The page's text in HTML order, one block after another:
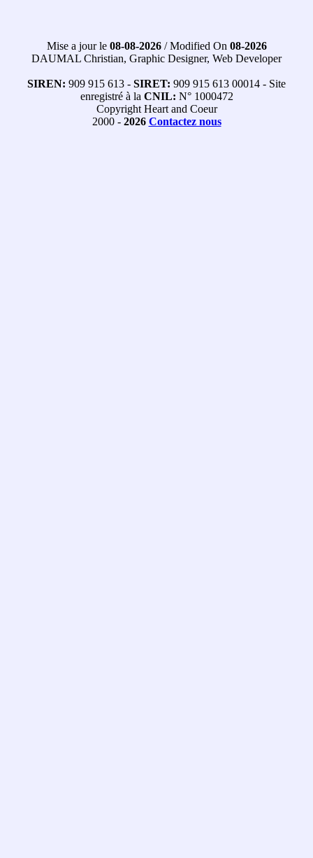
Mise a jour le 08-08-2026/ Modified On 08-2026
DAUMAL Christian, Graphic Designer, Web Developer
SIREN: 909 915 613 - SIRET: 909 915 613 00014 - Site
enregistré à la CNIL: N° 1000472
Copyright Heart and Coeur
2000 - 2026 Contactez nous